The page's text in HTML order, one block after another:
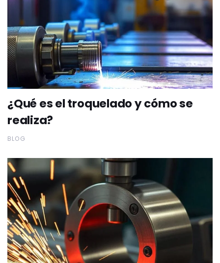
¿Qué es el troquelado y cómo se
realiza?
BLOG